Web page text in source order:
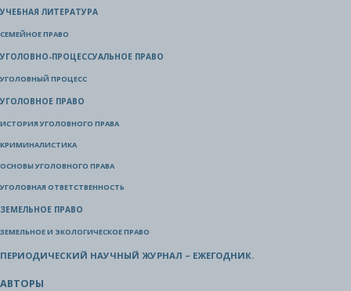
УЧЕБНАЯ ЛИТЕРАТУРА
СЕМЕЙНОЕ ПРАВО
УГОЛОВНО-ПРОЦЕССУАЛЬНОЕ ПРАВО
УГОЛОВНЫЙ ПРОЦЕСС
УГОЛОВНОЕ ПРАВО
ИСТОРИЯ УГОЛОВНОГО ПРАВА
КРИМИНАЛИСТИКА
ОСНОВЫ УГОЛОВНОГО ПРАВА
УГОЛОВНАЯ ОТВЕТСТВЕННОСТЬ
ЗЕМЕЛЬНОЕ ПРАВО
ЗЕМЕЛЬНОЕ И ЭКОЛОГИЧЕСКОЕ ПРАВО
ПЕРИОДИЧЕСКИЙ НАУЧНЫЙ ЖУРНАЛ – ЕЖЕГОДНИК.
АВТОРЫ